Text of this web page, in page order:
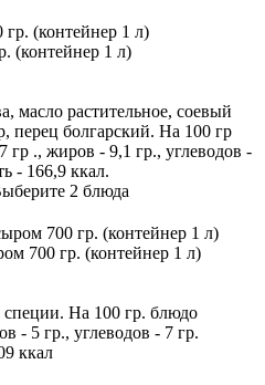
(контейнер 1 л)
масло растительное, соевый
перец болгарский. На 100 гр
гр ., жиров - 9,1 гр., углеводов -
- 166,9 ккал.
2 блюда
700 гр. (контейнер 1 л)
специи. На 100 гр. блюдо
- 5 гр., углеводов - 7 гр.
ккал